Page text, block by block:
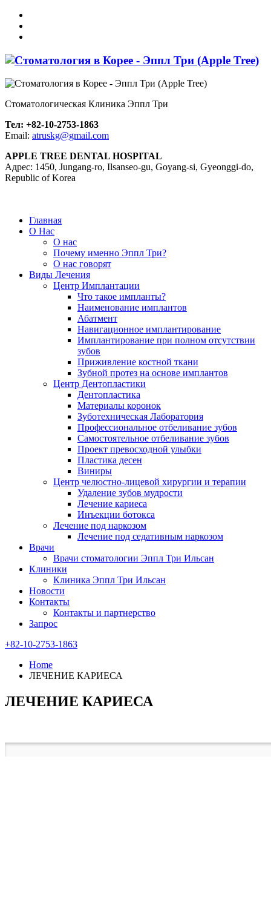
Стоматологическая Клиника Эппл Три
Тел: +82-10-2753-1863
Email: atruskg@gmail.com
APPLE TREE DENTAL HOSPITAL
Адрес: 1450, Jungang-ro, Ilsanseo-gu, Goyang-si, Gyeonggi-do,
Republic of Korea
Главная
О Нас
О нас
Почему именно Эппл Три?
О нас говорят
Виды Лечения
Центр Имплантации
Что такое импланты?
Наименование имплантов
Абатмент
Навигационное имплантирование
Имплантирование при полном отсутствии
зубов
Приживление костной ткани
Зубной протез на основе имплантов
Центр Дентопластики
Дентопластика
Материалы коронок
Зуботехническая Лаборатория
Профессиональное отбеливание зубов
Самостоятельное отбеливание зубов
Проект превосходной улыбки
Пластика десен
Виниры
Центр челюстно-лицевой хирургии и терапии
Удаление зубов мудрости
Лечение кариеса
Инъекции ботокса
Лечение под наркозом
Лечение под седативным наркозом
Врачи
Врачи стоматологии Эппл Три Ильсан
Клиники
Клиника Эппл Три Ильсан
Новости
Контакты
Контакты и партнерство
Запрос
+82-10-2753-1863
Home
ЛЕЧЕНИЕ КАРИЕСА
ЛЕЧЕНИЕ КАРИЕСА